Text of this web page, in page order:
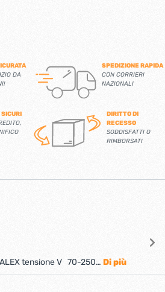
DA
SPEDIZIONE RAPIDA
CON CORRIERI
NAZIONALI
SICURI
DIRITTO DI
RECESSO
SODDISFATTI O
RIMBORSATI
tensione V 70-250… Di più